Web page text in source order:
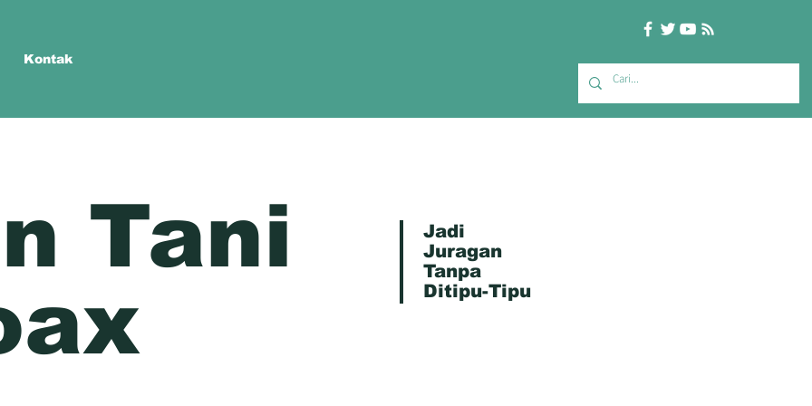
Kontak
Tani
Jadi
Juragan
Tanpa
Ditipu-Tipu